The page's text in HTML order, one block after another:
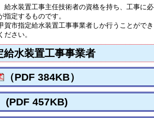
給水装置工事主任技術者の資格を持ち、工事に
定するものです。
賀市指定給水装置工事事業者しか行うことがで
さい。
装置工事事業者
（PDF 384KB）
(PDF 457KB)